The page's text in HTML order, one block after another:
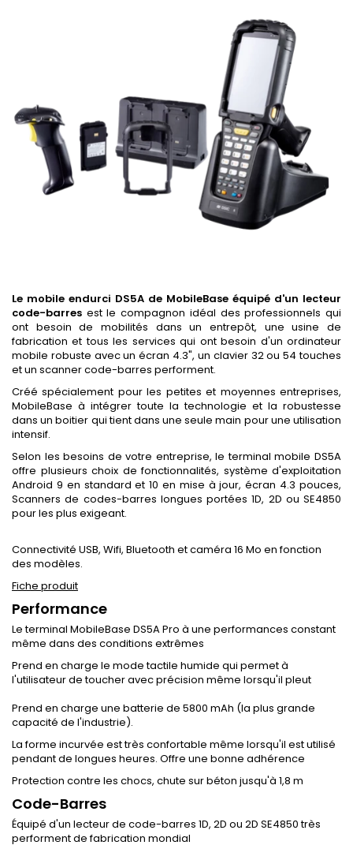
Le mobile endurci DS5A de MobileBase équipé d'un lecteur
code-barres est le compagnon idéal des professionnels qui
ont besoin de mobilités dans un entrepôt, une usine de
fabrication et tous les services qui ont besoin d'un ordinateur
mobile robuste avec un écran 4.3", un clavier 32 ou 54 touches
et un scanner code-barres performent.
Créé spécialement pour les petites et moyennes entreprises,
MobileBase à intégrer toute la technologie et la robustesse
dans un boitier qui tient dans une seule main pour une utilisation
intensif.
Selon les besoins de votre entreprise, le terminal mobile DS5A
offre plusieurs choix de fonctionnalités, système d'exploitation
Android 9 en standard et 10 en mise à jour, écran 4.3 pouces,
Scanners de codes-barres longues portées 1D, 2D ou SE4850
pour les plus exigeant.
Connectivité USB, Wifi, Bluetooth et caméra 16 Mo en fonction
des modèles.
Fiche produit
Performance
Le terminal MobileBase DS5A Pro à une performances constant
même dans des conditions extrêmes
Prend en charge le mode tactile humide qui permet à
l'utilisateur de toucher avec précision même lorsqu'il pleut
Prend en charge une batterie de 5800 mAh (la plus grande
capacité de l'industrie).
La forme incurvée est très confortable même lorsqu'il est utilisé
pendant de longues heures. Offre une bonne adhérence
Protection contre les chocs, chute sur béton jusqu'à 1,8 m
Code-Barres
Équipé d'un lecteur de code-barres 1D, 2D ou 2D SE4850 très
performent de fabrication mondial